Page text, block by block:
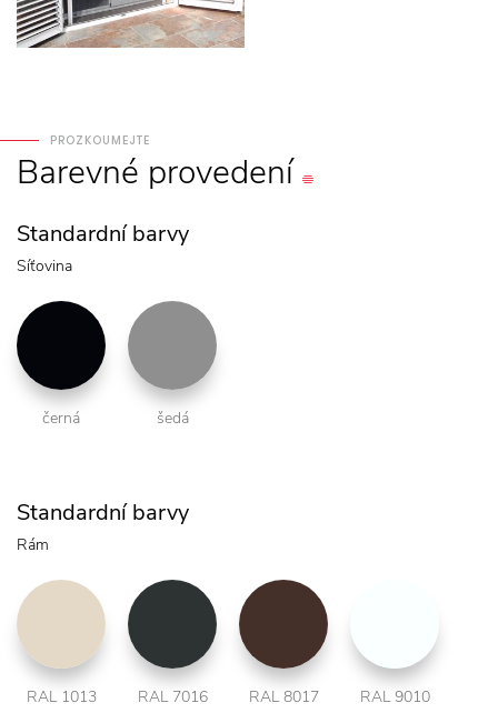
PROZKOUMEJTE
Barevné provedení
Standardní barvy
Síťovina
černá šedá
Standardní barvy
Rám
RAL 1013 RAL 7016 RAL 8017 RAL 9010